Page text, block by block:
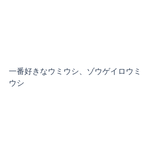
一番好きなウミウシ、ゾウゲイロウミ
ウシ